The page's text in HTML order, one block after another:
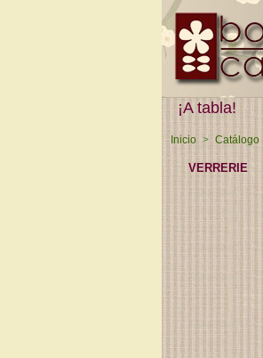
¡A tabla!
Inicio > Catálogo
VERRERIE